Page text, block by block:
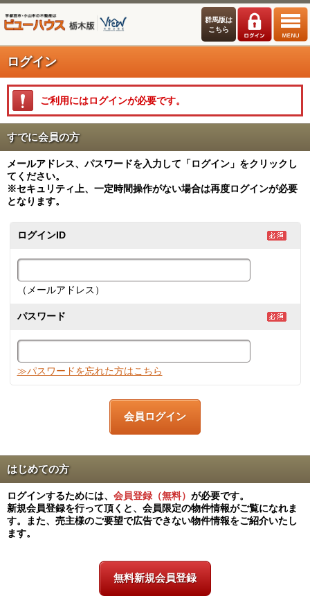
群馬版は
こちら
ログイン
ご利用にはログインが必要です。
すでに会員の方
メールアドレス、パスワードを入力して「ログイン」をクリックし
てください。
※セキュリティ上、一定時間操作がない場合は再度ログインが必要
となります。
ログインID
（メールアドレス）
パスワード
≫パスワードを忘れた方はこちら
はじめての方
ログインするためには、 会員登録（無料） が必要です。
新規会員登録を行って頂くと、会員限定の物件情報がご覧になれま
す。また、売主様のご要望で広告できない物件情報をご紹介いたし
ます。
無料新規会員登録